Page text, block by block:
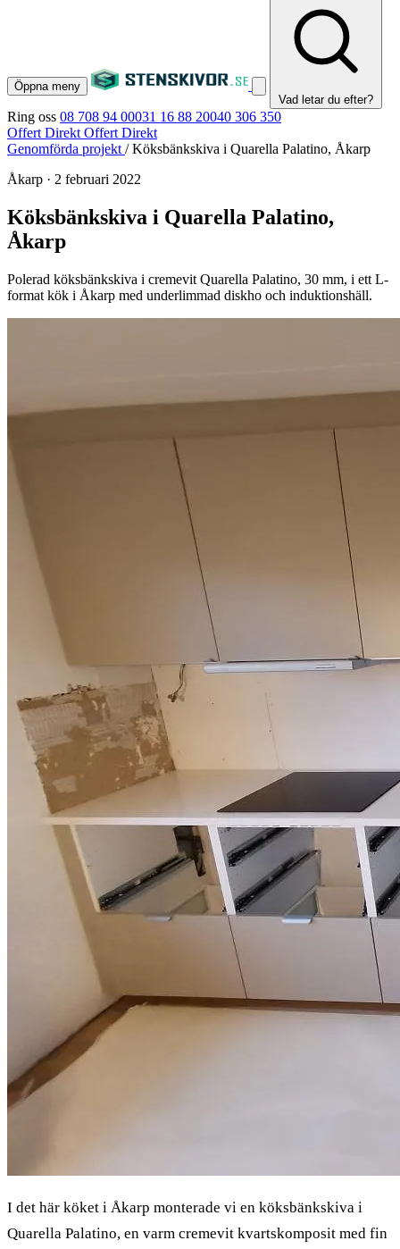
Öppna meny
Vad letar du efter?
Ring oss 08 708 94 00031 16 88 20040 306 350
Offert Direkt Offert Direkt
Genomförda projekt / Köksbänkskiva i Quarella Palatino, Åkarp
Åkarp · 2 februari 2022
Köksbänkskiva i Quarella Palatino,
Åkarp
Polerad köksbänkskiva i cremevit Quarella Palatino, 30 mm, i ett L-
format kök i Åkarp med underlimmad diskho och induktionshäll.
I det här köket i Åkarp monterade vi en köksbänkskiva i
Quarella Palatino, en varm cremevit kvartskomposit med fin